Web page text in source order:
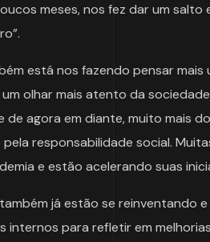
meses, nos fez dar um
está nos fazendo pensar
olhar mais atento da
de agora em diante, muito mais
responsabilidade social.
e estão acelerando suas
já estão se reinventando
internos para refletir em